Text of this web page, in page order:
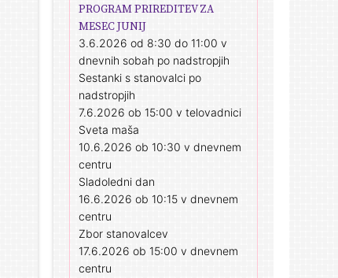
PROGRAM PRIREDITEV ZA
MESEC JUNIJ
3.6.2026 od 8:30 do 11:00 v
dnevnih sobah po nadstropjih
Sestanki s stanovalci po
nadstropjih
7.6.2026 ob 15:00 v telovadnici
Sveta maša
10.6.2026 ob 10:30 v dnevnem
centru
Sladoledni dan
16.6.2026 ob 10:15 v dnevnem
centru
Zbor stanovalcev
17.6.2026 ob 15:00 v dnevnem
centru